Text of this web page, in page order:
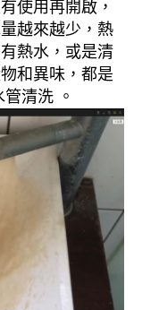
使用再開啟，
越來越少，熱
熱水，或是清
和異味，都是
清洗 。